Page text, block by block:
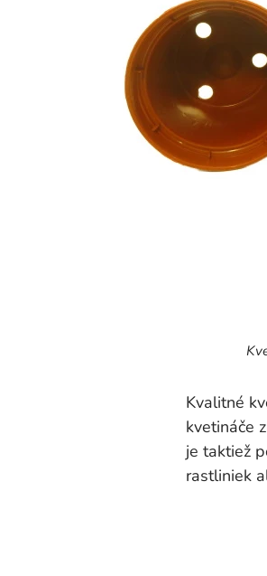
Kvalitné
kvetináče
je taktiež
rastliniek